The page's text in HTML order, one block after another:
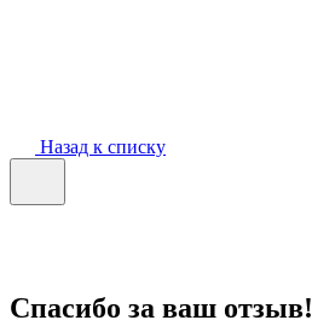
Назад к списку
Спасибо за ваш отзыв!